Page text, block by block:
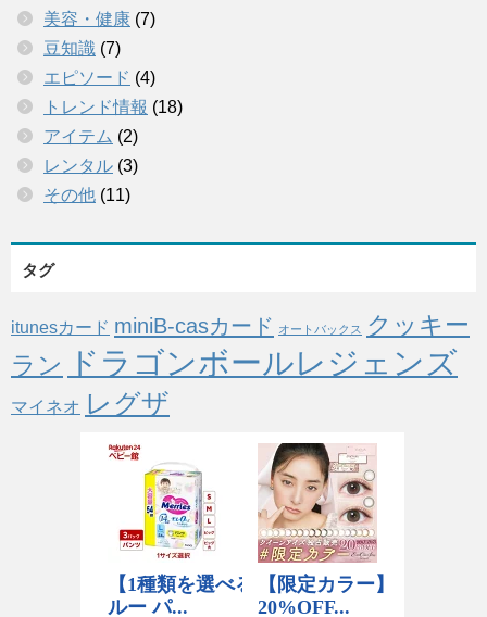
美容・健康 (7)
豆知識 (7)
エピソード (4)
トレンド情報 (18)
アイテム (2)
レンタル (3)
その他 (11)
タグ
itunesカード miniB-casカード オートバックス
クッキー
ラン
ドラゴンボールレジェンズ
マイネオ レグザ